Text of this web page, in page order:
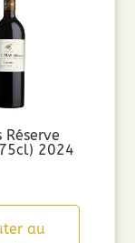
Réserve
2024
au